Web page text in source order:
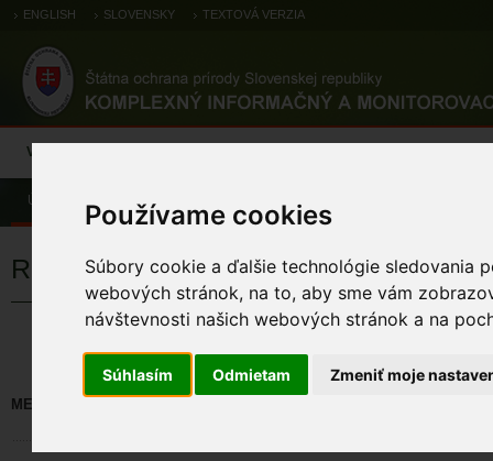
Používame cookies
Súbory cookie a ďalšie technológie sledovania
webových stránok, na to, aby sme vám
návštevnosti našich webových stránok a na
Súhlasím Odmietam Zmeniť moje
ENGLISH SLOVENSKY TEXTOVÁ VERZIA
Výsledky monitoringu
Úvod
Registrácia
Políčka označené * sú
MENO *